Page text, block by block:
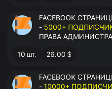
FACEBOOK
- 5000+
ПРАВА
ЗАПОЛНЕННАЯ
10 шт. 26.00 $
FACEBOOK
- 10000+